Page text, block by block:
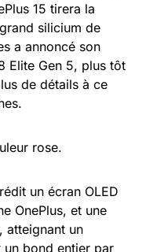
15 tirera la
silicium de
a annoncé son
Elite Gen 5, plus tôt
de détails à ce
un écran OLED
OnePlus, et une
atteignant un
un bond entier par